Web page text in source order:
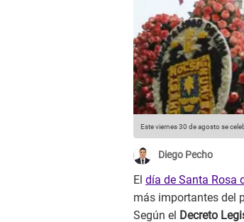
Este viernes 30 de agosto se
Diego Pecho
El día de Santa Rosa
más importantes del
Según el Decreto